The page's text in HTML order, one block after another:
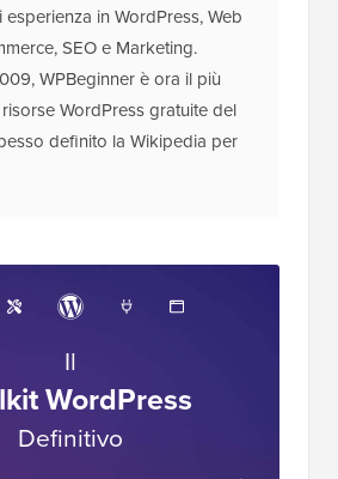
in WordPress, Web
SEO e Marketing.
WPBeginner è ora il più
WordPress gratuite del
definito la Wikipedia per
Il
WordPress
Definitivo